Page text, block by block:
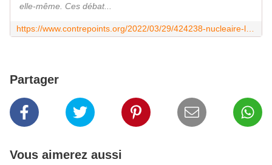
elle-même. Ces débat...
Partager
Vous aimerez aussi